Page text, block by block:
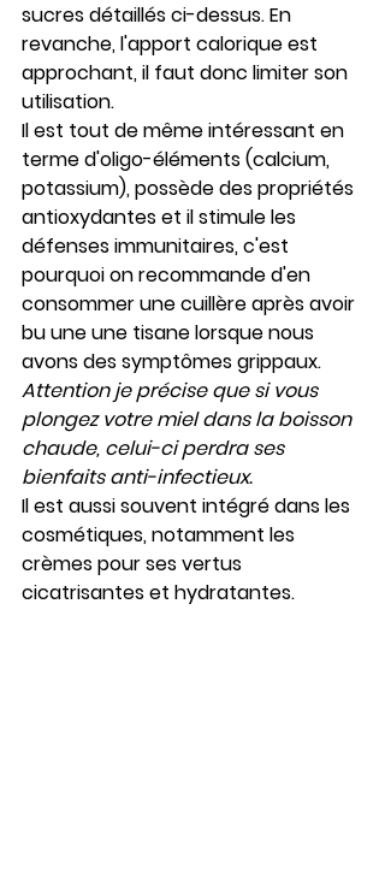
sucres détaillés ci-dessus. En
revanche, l'apport calorique est
approchant, il faut donc limiter son
utilisation.
Il est tout de même intéressant en
terme d'oligo-éléments (calcium,
potassium), possède des propriétés
antioxydantes et il stimule les
défenses immunitaires, c'est
pourquoi on recommande d'en
consommer une cuillère après avoir
bu une une tisane lorsque nous
avons des symptômes grippaux.
Attention je précise que si vous
plongez votre miel dans la boisson
chaude, celui-ci perdra ses
bienfaits anti-infectieux.
Il est aussi souvent intégré dans les
cosmétiques, notamment les
crèmes pour ses vertus
cicatrisantes et hydratantes.